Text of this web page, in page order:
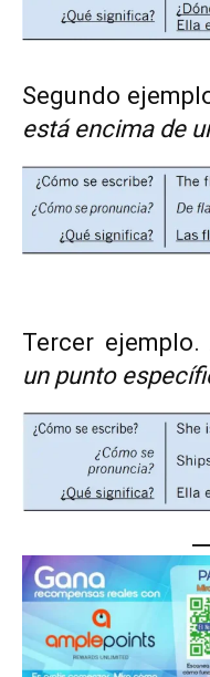
Segundo
está encima de
Tercer ejemplo.
un punto